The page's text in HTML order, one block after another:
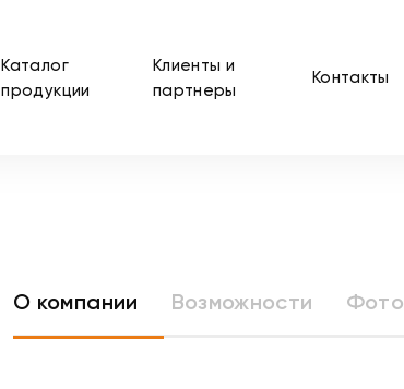
Каталог
продукции
Клиенты и
партнеры
Контакты
О компании Возможности Фото